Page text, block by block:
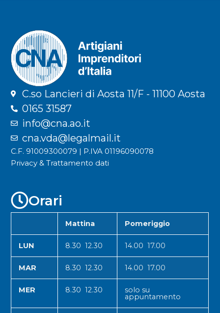
C.so Lancieri di Aosta 11/F - 11100 Aosta
0165 31587
info@cna.ao.it
cna.vda@legalmail.it
C.F. 91009300079 | P.IVA 01196090078
Privacy & Trattamento dati
Orari
Mattina Pomeriggio
LUN 8.30 12.30 14.00 17.00
MAR 8.30 12.30 14.00 17.00
MER 8.30 12.30 solo su
appuntamento